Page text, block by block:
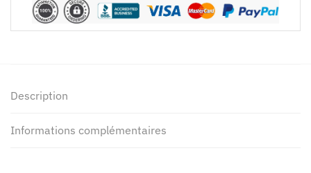
Description
Informations complémentaires